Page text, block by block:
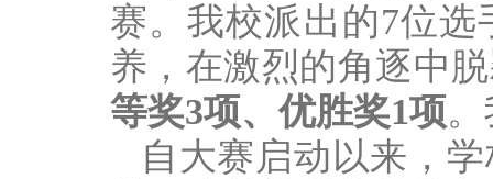
赛。我校派出的7位
养，在激烈的角逐中
等奖3项、优胜奖1项
自大赛启动以来，